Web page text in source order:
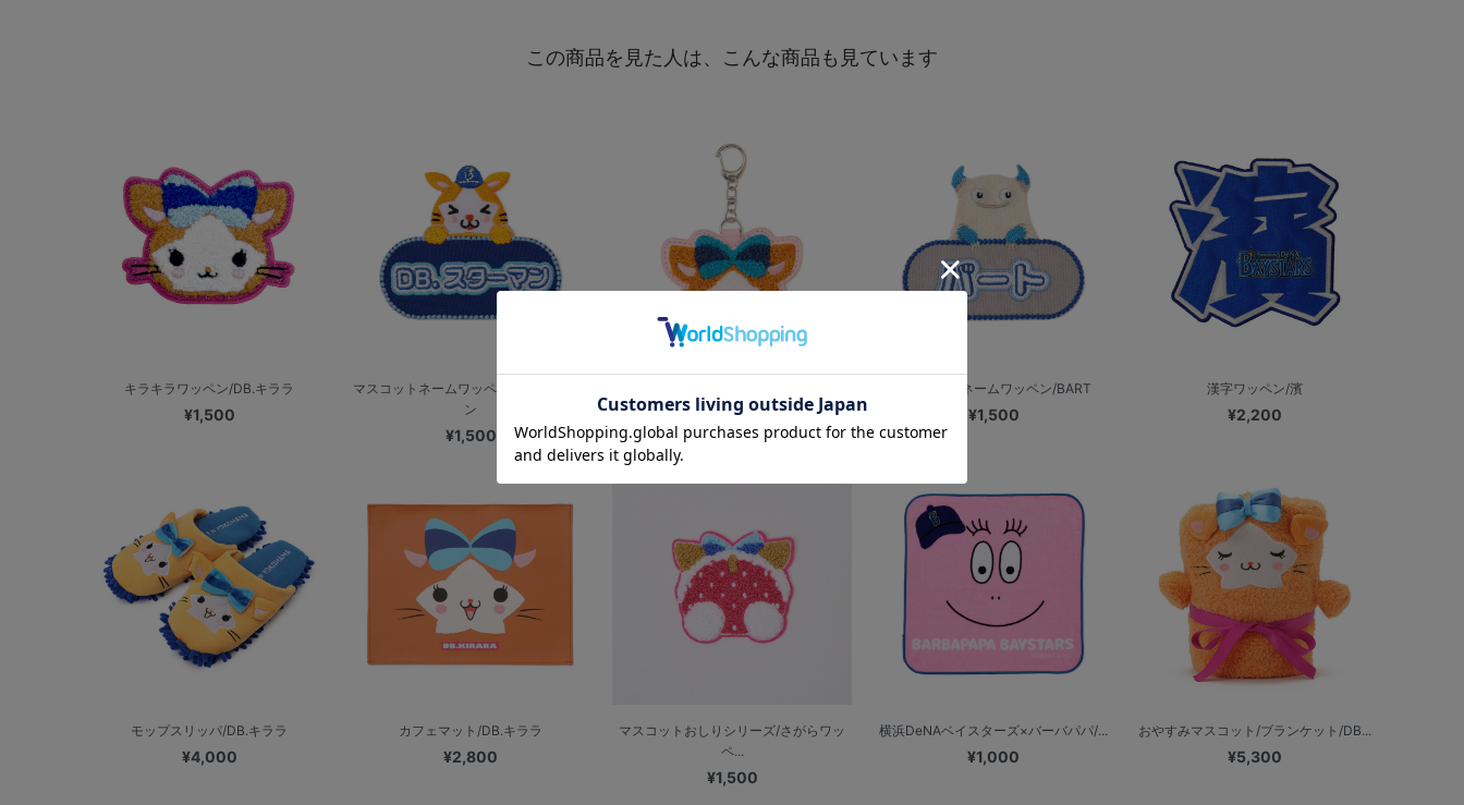
この商品を見た人は、こんな商品も見ています
キラキラワッペン/DB.キララ
¥1,500
マスコットネームワッペン/DB.スターマ
ン
¥1,500
¥1,600
マスコットネームワッペン/BART
¥1,500
漢字ワッペン/濱
¥2,200
モップスリッパ/DB.キララ
¥4,000
カフェマット/DB.キララ
¥2,800
マスコットおしりシリーズ/さがらワッ
ペ...
¥1,500
横浜DeNAベイスターズ×バーバパパ/...
¥1,000
おやすみマスコット/ブランケット/DB...
¥5,300